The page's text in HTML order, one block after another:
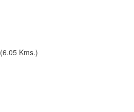
(6.05 Kms.)